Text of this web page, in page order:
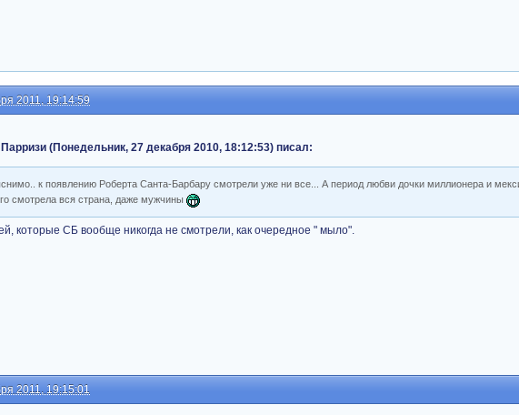
2011, 19:14:59
(Понедельник, 27 декабря 2010, 18:12:53) писал:
к появлению Роберта Санта-Барбару смотрели уже ни все... А период любви дочки миллионера и
смотрела вся страна, даже мужчины
которые СБ вообще никогда не смотрели, как очередное " мыло".
2011, 19:15:01